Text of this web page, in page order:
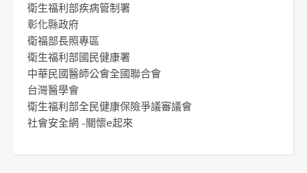
衛生福利部疾病管制署
彰化縣政府
衛福部長照專區
衛生福利部國民健康署
中華民國醫師公會全國聯合會
台灣醫學會
衛生福利部全民健康保險爭議審議會
社會安全網 -關懷e起來